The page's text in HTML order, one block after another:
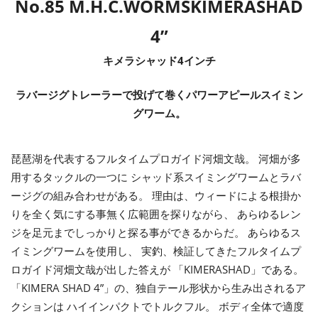
No.85 M.H.C.WORMSKIMERASHAD
4”
キメラシャッド4インチ
ラバージグトレーラーで投げて巻くパワーアピールスイミン
グワーム。
琵琶湖を代表するフルタイムプロガイド河畑文哉。 河畑が多
用するタックルの一つに シャッド系スイミングワームとラバ
ージグの組み合わせがある。 理由は、ウィードによる根掛か
りを全く気にする事無く広範囲を探りながら、 あらゆるレン
ジを足元までしっかりと探る事ができるからだ。 あらゆるス
イミングワームを使用し、 実釣、検証してきたフルタイムプ
ロガイド河畑文哉が出した答えが 「KIMERASHAD」である。
「KIMERA SHAD 4”」の、独自テール形状から生み出されるア
クションは ハイインパクトでトルクフル。 ボディ全体で適度